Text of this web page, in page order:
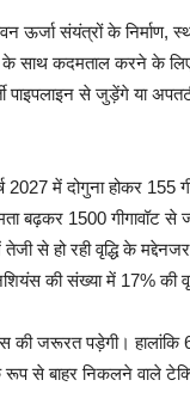
ऊर्जा संयंत्रों के
के साथ कदमताल करने के
पाइपलाइन से जुड़ेंगे या
2027 में दोगुना होकर 155
बढ़कर 1500 गीगावॉट
तेजी से हो रही वृद्धि के
की संख्या में 17% की
की जरूरत पड़ेगी। हालांकि
रूप से बाहर निकलने वाले